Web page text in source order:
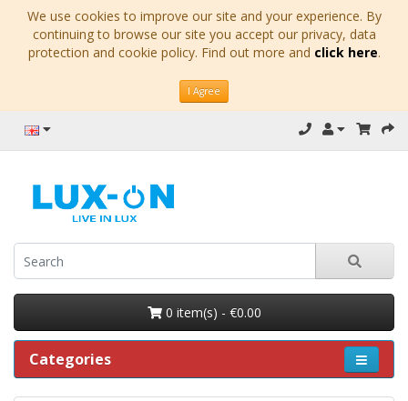
We use cookies to improve our site and your experience. By
continuing to browse our site you accept our privacy, data
protection and cookie policy. Find out more and click here.
I Agree
0 item(s) - €0.00
Categories